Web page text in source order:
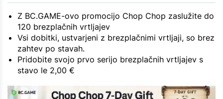
Z BC.GAME-ovo promocijo Chop Chop zaslužite do
120 brezplačnih vrtljajev
Vsi dobitki, ustvarjeni z brezplačnimi vrtljaji, so brez
zahtev po stavah.
Pridobite svojo prvo serijo brezplačnih vrtljajev s
stavo le 2,00 €